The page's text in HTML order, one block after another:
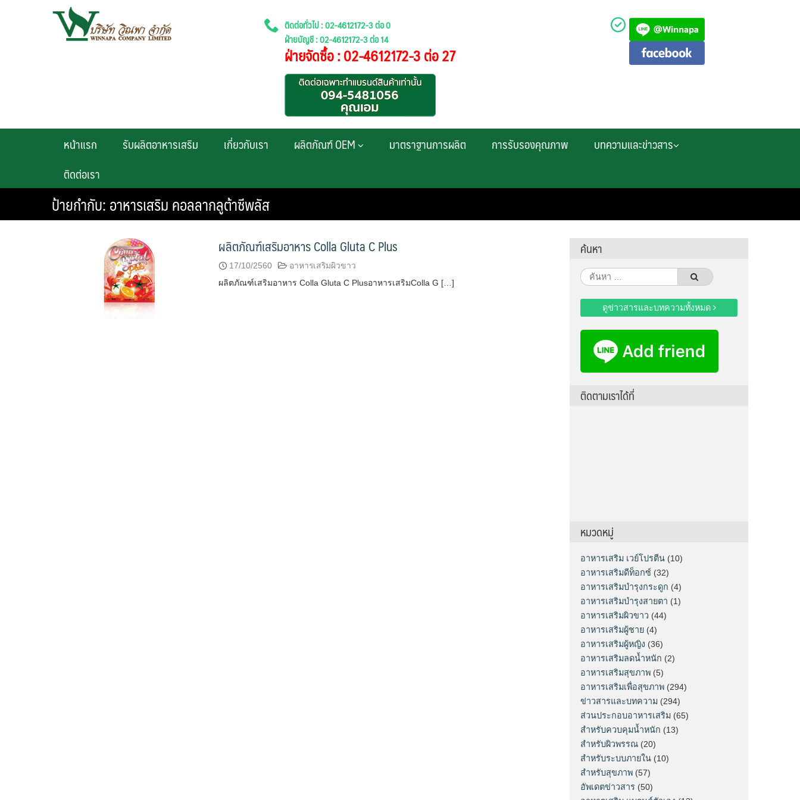
ติดต่อทั่วไป : 02-4612172-3 ต่อ 0
ฝ่ายบัญชี : 02-4612172-3 ต่อ 14
ฝ่ายจัดซื้อ : 02-4612172-3 ต่อ 27
หน้าแรก รับผลิตอาหารเสริม เกี่ยวกับเรา ผลิตภัณฑ์ OEM มาตราฐานการผลิต การรับรองคุณภาพ
บทความและข่าวสาร
ติดต่อเรา
ป้ายกำกับ:อาหารเสริม คอลลากลูต้าซีพลัส
ผลิตภัณฑ์เสริมอาหาร Colla Gluta C Plus
17/10/2560
อาหารเสริมผิวขาว
ผลิตภัณฑ์เสริมอาหาร Colla Gluta C PlusอาหารเสริมColla G […]
ค้นหา
ค้นหา
สำหรับ:
ดูข่าวสารและบทความทั้งหมด
ติดตามเราได้ที่
หมวดหมู่
อาหารเสริม เวย์โปรตีน (10)
อาหารเสริมดีท็อกซ์ (32)
อาหารเสริมบำรุงกระดูก (4)
อาหารเสริมบำรุงสายตา (1)
อาหารเสริมผิวขาว (44)
อาหารเสริมผู้ชาย (4)
อาหารเสริมผู้หญิง (36)
อาหารเสริมลดน้ำหนัก (2)
อาหารเสริมสุขภาพ (5)
อาหารเสริมเพื่อสุขภาพ (294)
ข่าวสารและบทความ (294)
ส่วนประกอบอาหารเสริม (65)
สำหรับควบคุมน้ำหนัก (13)
สำหรับผิวพรรณ (20)
สำหรับระบบภายใน (10)
สำหรับสุขภาพ (57)
อัพเดตข่าวสาร (50)